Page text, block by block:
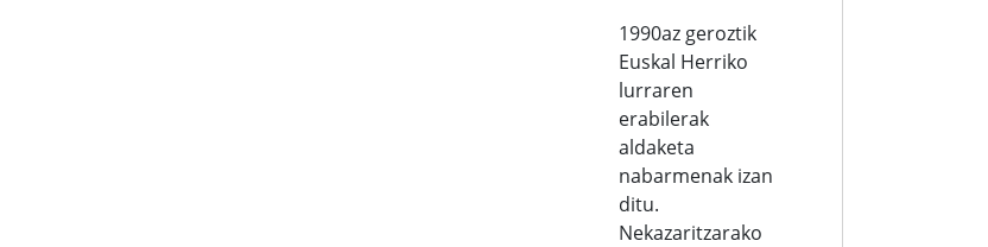
1990az geroztik
Euskal Herriko
lurraren
erabilerak
aldaketa
nabarmenak izan
ditu.
Nekazaritzarako